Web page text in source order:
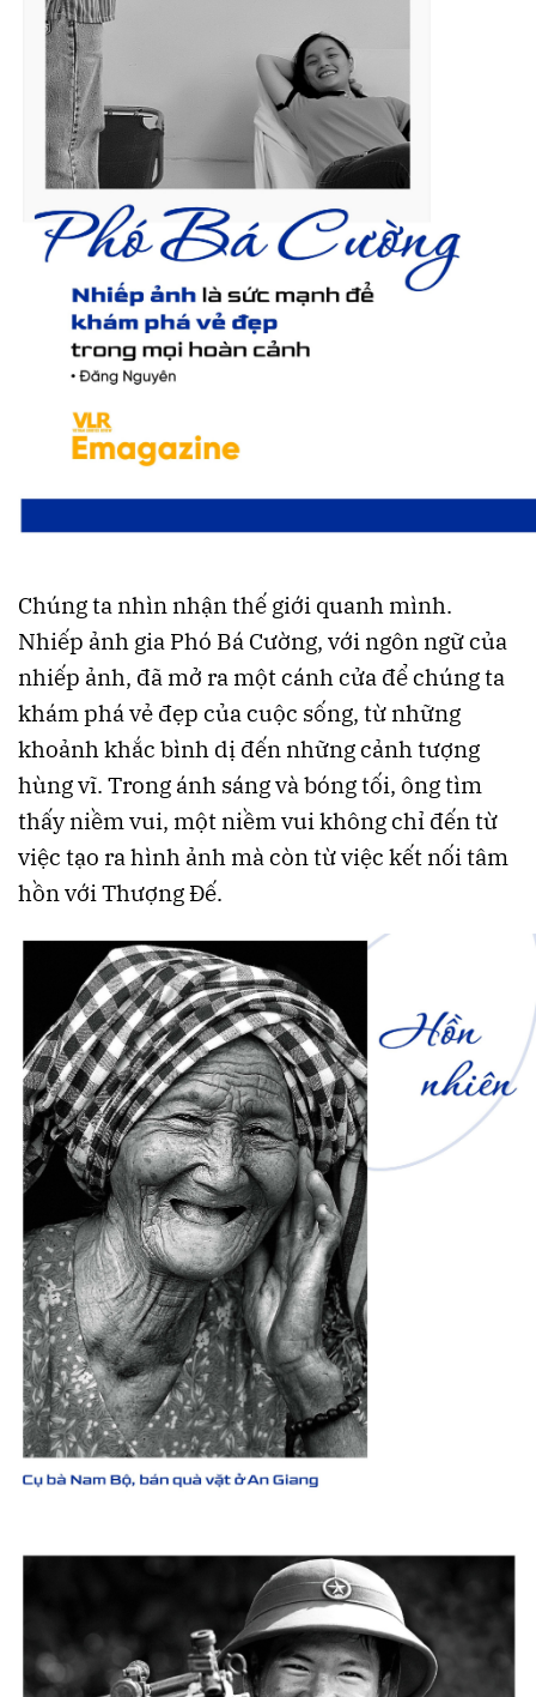
Chúng ta nhìn nhận thế giới quanh mình.
Nhiếp ảnh gia Phó Bá Cường, với ngôn ngữ của
nhiếp ảnh, đã mở ra một cánh cửa để chúng ta
khám phá vẻ đẹp của cuộc sống, từ những
khoảnh khắc bình dị đến những cảnh tượng
hùng vĩ. Trong ánh sáng và bóng tối, ông tìm
thấy niềm vui, một niềm vui không chỉ đến từ
việc tạo ra hình ảnh mà còn từ việc kết nối tâm
hồn với Thượng Đế.